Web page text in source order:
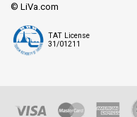
© LiVa.com
TAT License
31/01211